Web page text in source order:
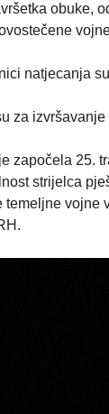
obuke,
natjecanja
za
započela 25.
strijelca
temeljne vojne